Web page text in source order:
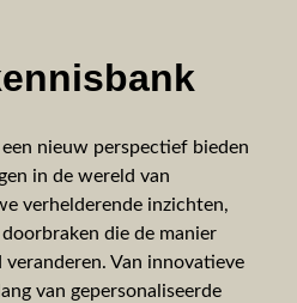
een nieuw perspectief bieden
in de wereld van
verhelderende inzichten,
die de manier
Van innovatieve
van gepersonaliseerde